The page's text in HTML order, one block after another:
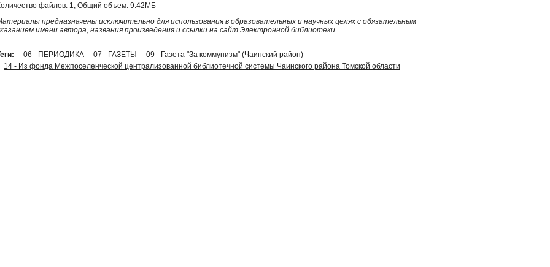
файлов: 1; Общий объем: 9.42МБ
предназначены исключительно для использования в образовательных и научных целях с обязательным
имени автора, названия произведения и ссылки на сайт Электронной библиотеки.
06 - ПЕРИОДИКА 07 - ГАЗЕТЫ
09 - Газета "За коммунизм" (Чаинский район)
14 - Из фонда Межпоселенческой централизованной библиотечной системы Чаинского района Томской области